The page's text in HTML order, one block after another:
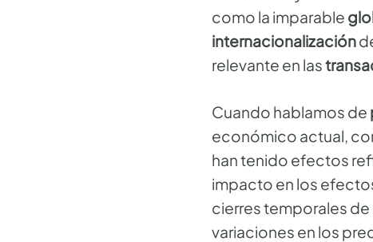
como la imparable
internacionalización
relevante en las
Cuando hablamos de
económico actual,
han tenido efectos
impacto en los
cierres temporales
variaciones en los